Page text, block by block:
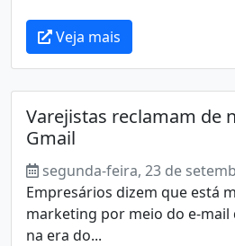
Veja mais
Varejistas reclamam de
Gmail
segunda-feira, 23 de
Empresários dizem que está
marketing por meio do e-mail
na era do...